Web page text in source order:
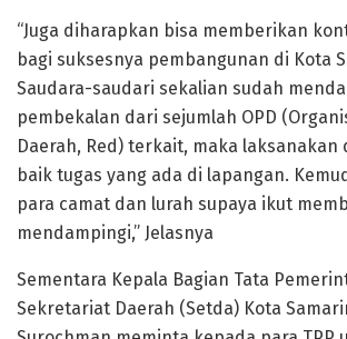
“Juga diharapkan bisa memberikan
bagi suksesnya pembangunan di Kota
Saudara-saudari sekalian sudah
pembekalan dari sejumlah OPD
Daerah, Red) terkait, maka laksanakan
baik tugas yang ada di lapangan.
para camat dan lurah supaya ikut
mendampingi,” Jelasnya
Sementara Kepala Bagian Tata
Sekretariat Daerah (Setda) Kota